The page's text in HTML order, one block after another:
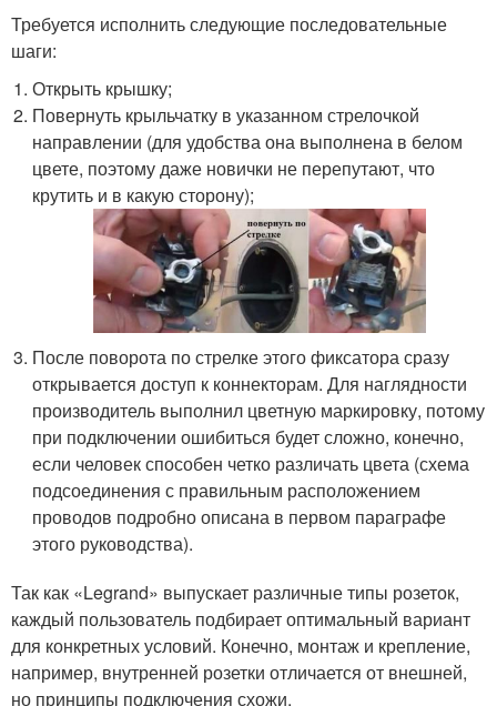
Требуется исполнить следующие последовательные
шаги:
Открыть крышку;
Повернуть крыльчатку в указанном стрелочкой
направлении (для удобства она выполнена в белом
цвете, поэтому даже новички не перепутают, что
крутить и в какую сторону);
После поворота по стрелке этого фиксатора сразу
открывается доступ к коннекторам. Для наглядности
производитель выполнил цветную маркировку, потому
при подключении ошибиться будет сложно, конечно,
если человек способен четко различать цвета (схема
подсоединения с правильным расположением
проводов подробно описана в первом параграфе
этого руководства).
Так как «Legrand» выпускает различные типы розеток,
каждый пользователь подбирает оптимальный вариант
для конкретных условий. Конечно, монтаж и крепление,
например, внутренней розетки отличается от внешней,
но принципы подключения схожи.